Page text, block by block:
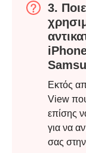
3.
Εκτός
View
επίσης
για να
σας